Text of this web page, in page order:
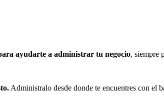
ayudarte a administrar tu negocio, siempre
Administralo desde donde te encuentres con el